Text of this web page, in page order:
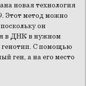
новая технология
Этот метод можно
он
в ДНК в нужном
генотип. С помощью
ген, а на его место